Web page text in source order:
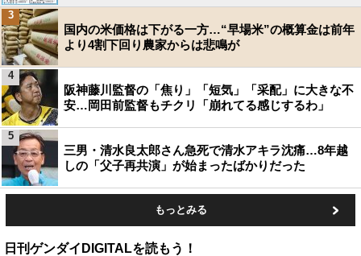
国内の米価格は下がる一方…“早場米”の概算金は前年
より4割下回り農家からは悲鳴が
3
阪神藤川監督の「焦り」「短気」「采配」に大きな不
安…岡田前監督もチクリ「崩れてる感じするわ」
4
三男・清水良太郎さん急死で清水アキラ沈痛…8年越
しの「父子再共演」が始まったばかりだった
5
もっとみる
日刊ゲンダイDIGITALを読もう！